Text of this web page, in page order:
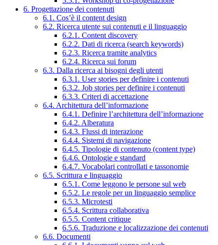
6. Progettazione dei contenuti
6.1. Cos’è il content design
6.2. Ricerca utente sui contenuti e il linguaggio
6.2.1. Content discovery
6.2.2. Dati di ricerca (search keywords)
6.2.3. Ricerca tramite analytics
6.2.4. Ricerca sui forum
6.3. Dalla ricerca ai bisogni degli utenti
6.3.1. User stories per definire i contenuti
6.3.2. Job stories per definire i contenuti
6.3.3. Criteri di accettazione
6.4. Architettura dell’informazione
6.4.1. Definire l’architettura dell’informazione
6.4.2. Alberatura
6.4.3. Flussi di interazione
6.4.4. Sistemi di navigazione
6.4.5. Tipologie di contenuto (content type)
6.4.6. Ontologie e standard
6.4.7. Vocabolari controllati e tassonomie
6.5. Scrittura e linguaggio
6.5.1. Come leggono le persone sul web
6.5.2. Le regole per un linguaggio semplice
6.5.3. Microtesti
6.5.4. Scrittura collaborativa
6.5.5. Content critique
6.5.6. Traduzione e localizzazione dei contenuti
6.6. Documenti